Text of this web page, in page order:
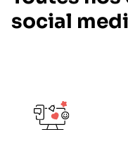
social